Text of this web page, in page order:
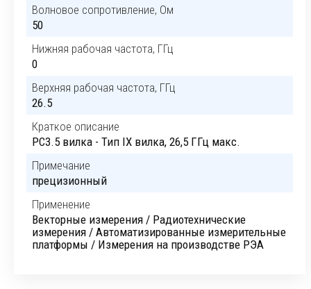
Волновое сопротивление, Ом
50
Нижняя рабочая частота, ГГц
0
Верхняя рабочая частота, ГГц
26.5
Краткое описание
PC3.5 вилка - Тип IX вилка, 26,5 ГГц макс.
Примечание
прецизионный
Применение
Векторные измерения / Радиотехнические
измерения / Автоматизированные измерительные
платформы / Измерения на производстве РЭА